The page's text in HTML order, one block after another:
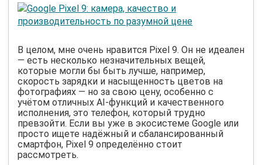
В целом, мне очень нравится Pixel 9. Он не идеален
— есть несколько незначительных вещей,
которые могли бы быть лучше, например,
скорость зарядки и насыщенность цветов на
фотографиях — но за свою цену, особенно с
учётом отличных AI-функций и качественного
исполнения, это телефон, который трудно
превзойти. Если вы уже в экосистеме Google или
просто ищете надёжный и сбалансированный
смартфон, Pixel 9 определённо стоит
рассмотреть.